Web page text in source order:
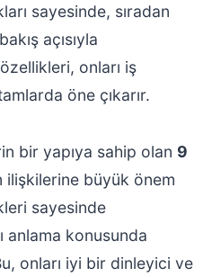
sayesinde, sıradan
açısıyla
onları iş
öne çıkarır.
bir yapıya sahip olan 9
büyük önem
sayesinde
anlama konusunda
onları iyi bir dinleyici ve